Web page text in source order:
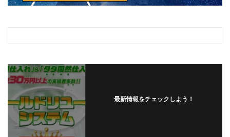
最新情報をチェックしよう！